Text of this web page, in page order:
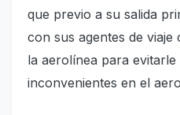
que previo a su salida
con sus agentes de
la aerolínea para
inconvenientes en el